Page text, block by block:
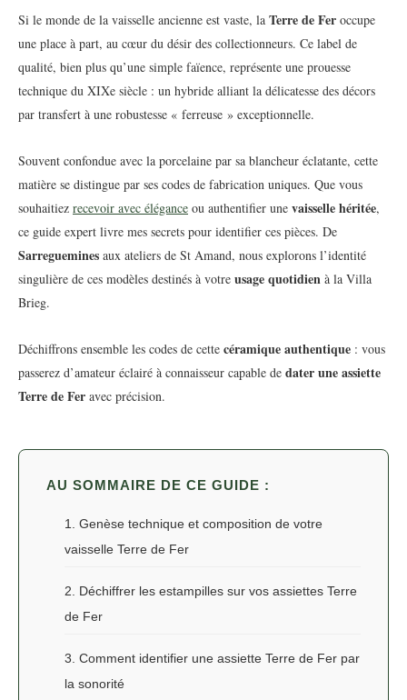
Si le monde de la vaisselle ancienne est vaste, la Terre de Fer occupe
une place à part, au cœur du désir des collectionneurs. Ce label de
qualité, bien plus qu’une simple faïence, représente une prouesse
technique du XIXe siècle : un hybride alliant la délicatesse des décors
par transfert à une robustesse « ferreuse » exceptionnelle.
Souvent confondue avec la porcelaine par sa blancheur éclatante, cette
matière se distingue par ses codes de fabrication uniques. Que vous
souhaitiez recevoir avec élégance ou authentifier une vaisselle héritée,
ce guide expert livre mes secrets pour identifier ces pièces. De
Sarreguemines aux ateliers de St Amand, nous explorons l’identité
singulière de ces modèles destinés à votre usage quotidien à la Villa
Brieg.
Déchiffrons ensemble les codes de cette céramique authentique : vous
passerez d’amateur éclairé à connaisseur capable de dater une assiette
Terre de Fer avec précision.
AU SOMMAIRE DE CE GUIDE :
1. Genèse technique et composition de votre
vaisselle Terre de Fer
2. Déchiffrer les estampilles sur vos assiettes Terre
de Fer
3. Comment identifier une assiette Terre de Fer par
la sonorité